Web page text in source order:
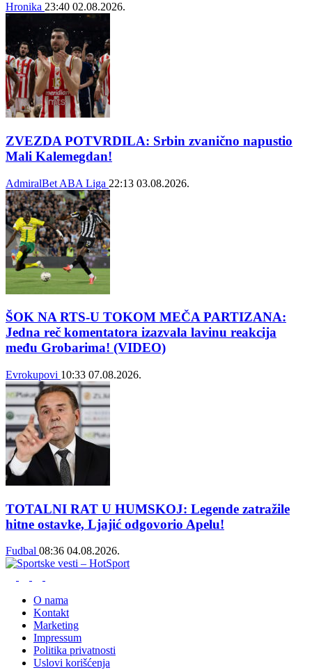
Hronika 23:40 02.08.2026.
ZVEZDA POTVRDILA: Srbin zvanično napustio
Mali Kalemegdan!
AdmiralBet ABA Liga 22:13 03.08.2026.
ŠOK NA RTS-U TOKOM MEČA PARTIZANA:
Jedna reč komentatora izazvala lavinu reakcija
među Grobarima! (VIDEO)
Evrokupovi 10:33 07.08.2026.
TOTALNI RAT U HUMSKOJ: Legende zatražile
hitne ostavke, Ljajić odgovorio Apelu!
Fudbal 08:36 04.08.2026.
O nama
Kontakt
Marketing
Impressum
Politika privatnosti
Uslovi korišćenja